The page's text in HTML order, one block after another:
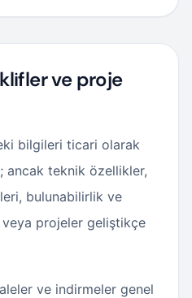
ve proje
bilgileri ticari olarak
ancak teknik özellikler,
bulunabilirlik ve
projeler geliştikçe
ve indirmeler genel